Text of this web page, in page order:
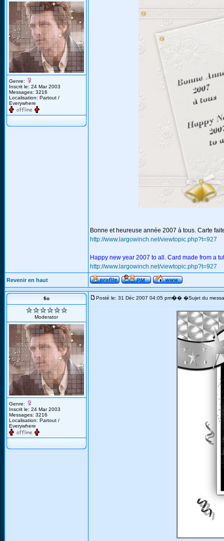
Genre:
Inscrit le: 24 Mar 2003
Messages: 3216
Localisation: Partout /
Everywhere
Bonne et heureuse année 2007 à tous. Carte
http://www.largowinch.net/viewtopic.php?t=927
Happy new year 2007 to all. Card made from a
http://www.largowinch.net/viewtopic.php?t=927
Revenir en haut
fio
Moderator
Genre:
Inscrit le: 24 Mar 2003
Messages: 3216
Localisation: Partout /
Everywhere
Posté le: 31 Déc 2007 04:05 pm�� �Sujet du